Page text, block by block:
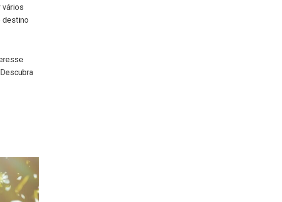
vários
destino